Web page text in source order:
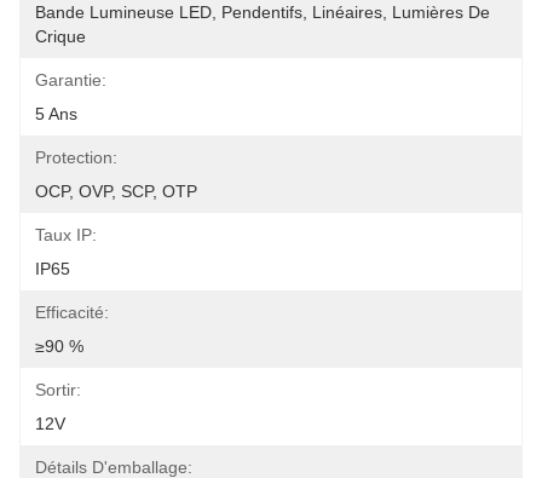
Bande Lumineuse LED, Pendentifs, Linéaires, Lumières De
Crique
Garantie:
5 Ans
Protection:
OCP, OVP, SCP, OTP
Taux IP:
IP65
Efficacité:
≥90 %
Sortir:
12V
Détails D'emballage: